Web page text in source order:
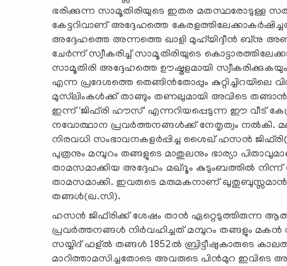
ഭരിക്കുന്ന സാമൂതിരിയുടെ ഇതര മതസ്ഥരോടുള്ള
കേട്ടറിവാണ് അദ്ദേഹത്തെ
അദ്ദേഹത്തെ അന്നത്തെ ഖാളി മുഹ്‌യിദ്ദീന്‍ ബ്‌നു
ചേര്‍ന്ന് സ്വീകരിച്ച് സാമൂതിരിയുടെ
സാമൂതിരി അദ്ദേഹത്തെ ഊഷ്മളമായി
എന്ന പ്രദേശത്തെ തെങ്ങിന്‍തോപ്പും
മുസ്‌ലിംകള്‍ക്ക് താങ്ങും തണലുമായി അവിടെ
ഇന്ന് 'ജിഫ്‌രി ഹൗസ്' എന്നറിയപ്പെടുന്ന ഈ വീട്
നവോത്ഥാന പ്രവര്‍ത്തനങ്ങള്‍ക്ക് നേതൃത്വം നല്‍കി.
നിരവധി സംഭാവനകളര്‍പ്പിച്ച ശൈഖ് ഹസന്‍
പുത്രനും മമ്പുറം തങ്ങളുടെ മാതുലനും ഭാര്യാ
താമസമാക്കിയ അദ്ദേഹം മഖ്ദൂം കുടുംബത്തില്‍ നിന്ന്
താമസമാക്കി. ഇവരുടെ മരുമകനാണ് ഖുതുബുസ്സമാന്‍
തങ്ങള്‍(ഖ.സി).
ഹസന്‍ ജിഫ്‌രിക്ക് ശേഷം താന്‍ ഏറ്റെടുത്തിരുന്ന
പ്രവര്‍ത്തനങ്ങള്‍ നിര്‍വഹിച്ചത് മമ്പുറം തങ്ങളും
സയ്യിദ് ഫള്ല്‍ തങ്ങള്‍ 1852ല്‍ ബ്രിട്ടീഷുകാരുടെ
മാറിത്താമസിച്ചതോടെ അവരുടെ പിന്‍മുറ ഇവിടെ